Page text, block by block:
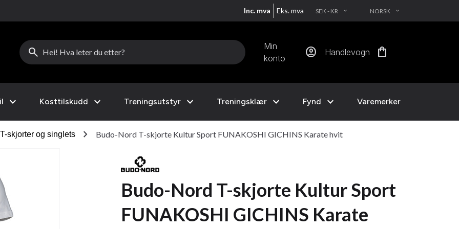
Inc. mva Eks. mva SEK - KR EXPAND_MORE NORSK EXPAND_MORE
search
Min
konto
account_circle Handlevogn shopping_bag
expand_more Kosttilskudd expand_more Treningsutstyr expand_more Treningsklær expand_more Fynd expand_more Varemerker
T-skjorter og singlets chevron_right Budo-Nord T-skjorte Kultur Sport FUNAKOSHI GICHINS Karate hvit
Budo-Nord T-skjorte Kultur Sport
FUNAKOSHI GICHINS Karate